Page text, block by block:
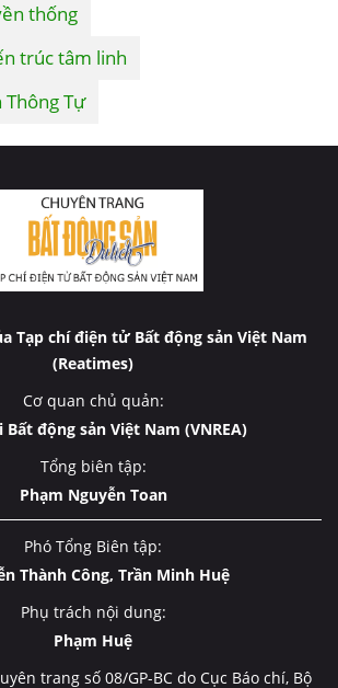
thống
trúc tâm linh
Thông Tự
Tạp chí điện tử Bất động sản Việt Nam
(Reatimes)
Cơ quan chủ quản:
Bất động sản Việt Nam (VNREA)
Tổng biên tập:
Phạm Nguyễn Toan
Phó Tổng Biên tập:
Thành Công, Trần Minh Huệ
Phụ trách nội dung:
Phạm Huệ
trang số 08/GP-BC do Cục Báo chí, Bộ